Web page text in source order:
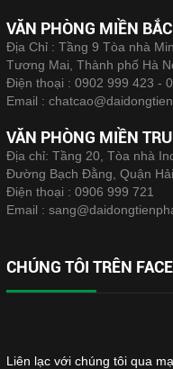
VĂN PHÒNG MIỀN BẮC
Địa Chỉ : Tầng 9 Tòa nhà
Tương Mai, Thành phố Hà
Điện thoại : 0902 999 423 -
Email :
VĂN PHÒNG MIỀN
Địa chỉ: Tầng 20, Tòa nhà
Đường Bạch Đằng, Quận
Điện thoại : 0906 999 721
Email :
CHÚNG TÔI TRÊN
Liên lạc với chúng tôi qua